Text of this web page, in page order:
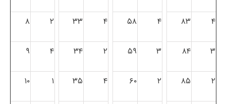
۴ ۸۳ ۴ ۵۸ ۴ ۳۳ ۲ ۸
۳ ۸۴ ۳ ۵۹ ۲ ۳۴ ۴ ۹
۲ ۸۵ ۲ ۶۰ ۴ ۳۵ ۱ ۱۰